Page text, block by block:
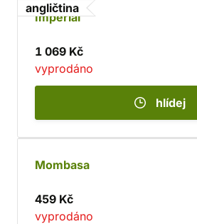
angličtina
Imperial
1 069 Kč
vyprodáno
hlídej
Mombasa
459 Kč
vyprodáno